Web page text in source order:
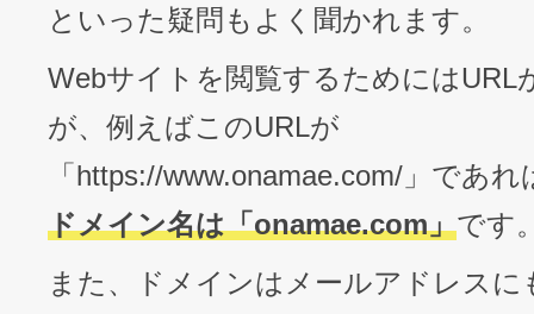
といった疑問もよく聞かれます。
Webサイトを閲覧するためにはURL
が、例えばこのURLが
「https://www.onamae.com/」であれ
ドメイン名は「onamae.com」です
また、ドメインはメールアドレスに